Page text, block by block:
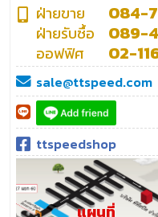
ฝ่ายขาย 084-
ฝ่ายรับซื้อ 089-
ออฟฟิศ 02-
sale@ttspeed.com
ttspeedshop
แผนที่